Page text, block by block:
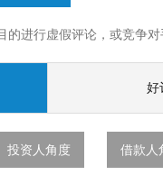
的进行虚假评论，或竞争
好
投资人角度 借款人